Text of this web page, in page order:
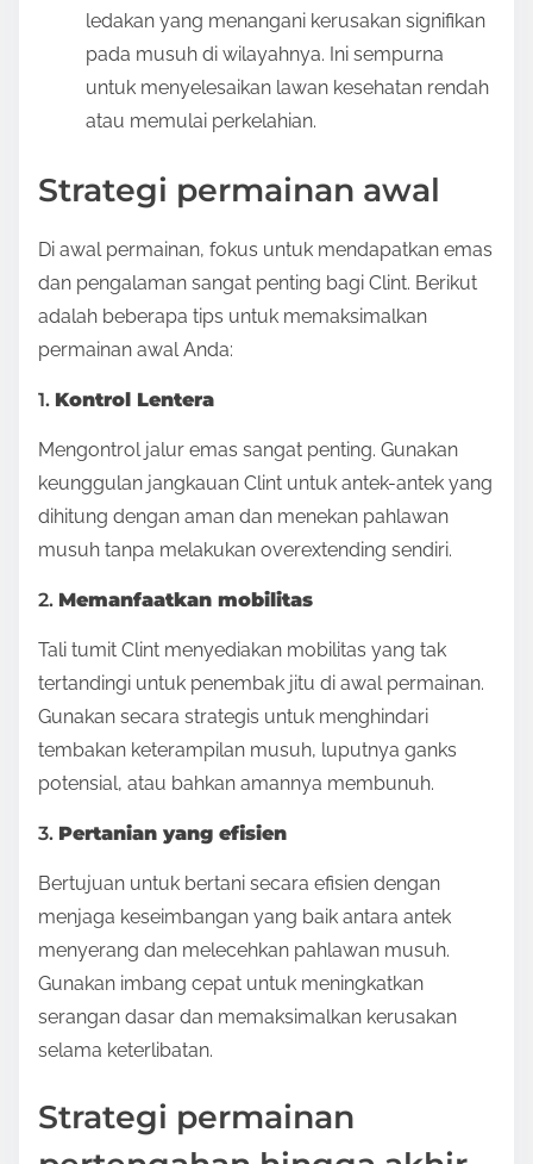
ledakan yang menangani kerusakan signifikan
pada musuh di wilayahnya. Ini sempurna
untuk menyelesaikan lawan kesehatan rendah
atau memulai perkelahian.
Strategi permainan awal
Di awal permainan, fokus untuk mendapatkan emas
dan pengalaman sangat penting bagi Clint. Berikut
adalah beberapa tips untuk memaksimalkan
permainan awal Anda:
1. Kontrol Lentera
Mengontrol jalur emas sangat penting. Gunakan
keunggulan jangkauan Clint untuk antek-antek yang
dihitung dengan aman dan menekan pahlawan
musuh tanpa melakukan overextending sendiri.
2. Memanfaatkan mobilitas
Tali tumit Clint menyediakan mobilitas yang tak
tertandingi untuk penembak jitu di awal permainan.
Gunakan secara strategis untuk menghindari
tembakan keterampilan musuh, luputnya ganks
potensial, atau bahkan amannya membunuh.
3. Pertanian yang efisien
Bertujuan untuk bertani secara efisien dengan
menjaga keseimbangan yang baik antara antek
menyerang dan melecehkan pahlawan musuh.
Gunakan imbang cepat untuk meningkatkan
serangan dasar dan memaksimalkan kerusakan
selama keterlibatan.
Strategi permainan